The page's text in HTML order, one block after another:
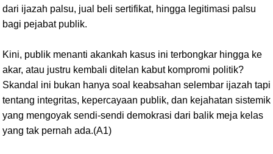
dari ijazah palsu, jual beli sertifikat, hingga legitimasi palsu
bagi pejabat publik.
Kini, publik menanti akankah kasus ini terbongkar hingga ke
akar, atau justru kembali ditelan kabut kompromi politik?
Skandal ini bukan hanya soal keabsahan selembar ijazah tapi
tentang integritas, kepercayaan publik, dan kejahatan sistemik
yang mengoyak sendi-sendi demokrasi dari balik meja kelas
yang tak pernah ada.(A1)